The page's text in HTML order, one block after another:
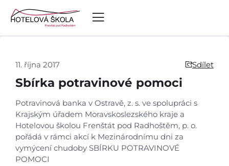
11. října 2017 Sdílet
Sbírka potravinové pomoci
Potravinová banka v Ostravě, z. s. ve spolupráci s
Krajským úřadem Moravskoslezského kraje a
Hotelovou školou Frenštát pod Radhoštěm, p. o.
pořádá v rámci akcí k Mezinárodnímu dni za
vymýcení chudoby SBÍRKU POTRAVINOVÉ
POMOCI